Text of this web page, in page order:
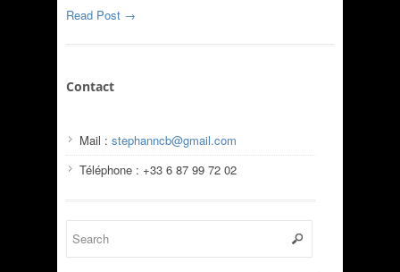
Read Post →
Contact
Mail : stephanncb@gmail.com
Téléphone : +33 6 87 99 72 02